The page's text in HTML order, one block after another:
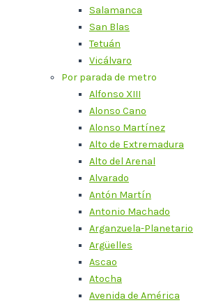
Salamanca
San Blas
Tetuán
Vicálvaro
Por parada de metro
Alfonso XIII
Alonso Cano
Alonso Martínez
Alto de Extremadura
Alto del Arenal
Alvarado
Antón Martín
Antonio Machado
Arganzuela-Planetario
Argüelles
Ascao
Atocha
Avenida de América